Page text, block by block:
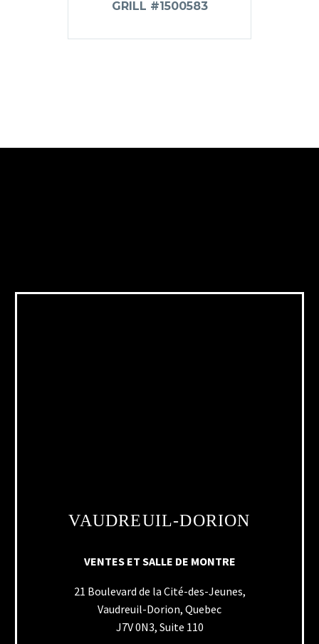
GRILL #1500583
VAUDREUIL-DORION
VENTES ET SALLE DE MONTRE
21 Boulevard de la Cité-des-Jeunes,
Vaudreuil-Dorion, Quebec
J7V 0N3, Suite 110